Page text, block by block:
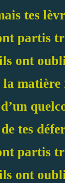
tes
partis
ont
la matière
tes
partis
ont